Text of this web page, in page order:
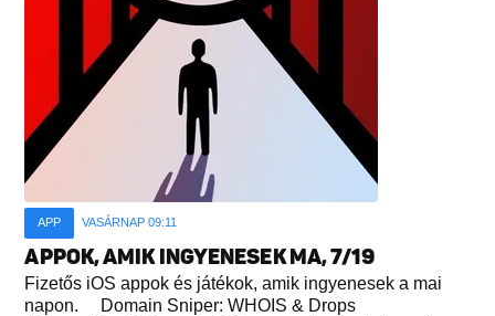
APP VASÁRNAP 09:11
APPOK, AMIK INGYENESEK MA, 7/19
Fizetős iOS appok és játékok, amik ingyenesek a mai
napon. Domain Sniper: WHOIS & Drops